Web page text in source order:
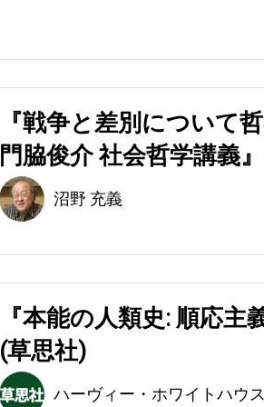
『戦争と差別について
門脇俊介 社会哲学講義
沼野 充義
『本能の人類史: 順応
(草思社)
ハーヴィー・ホワイトハウ